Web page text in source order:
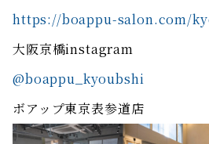
https://boappu-salon.com/
大阪京橋instagram
@boappu_kyoubshi
ボアップ東京表参道店